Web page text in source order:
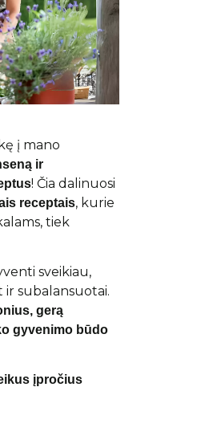
į mano
ir
! Čia dalinuosi
receptais, kurie
tiek
sveikiau,
ir subalansuotai.
gerą
gyvenimo būdo
įpročius